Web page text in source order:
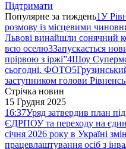
Підтримати
Популярне за тиждень1У
розмову із місцевими
Львові винайшли сонячний
всю оселю3Запускається
прірвою з іржі”4Шоу
сьогодні. ФОТО5
заступником голови
Стрічка новин
15 Грудня 2025
16:37Уряд затвердив план
ЄДРПОУ та переходу на
січня 2026 року в Україні
працевлаштування осіб з